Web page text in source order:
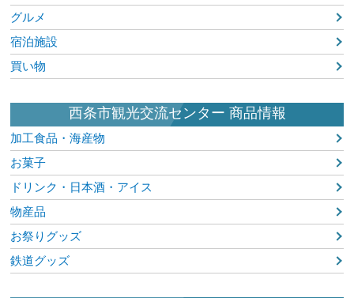
グルメ
宿泊施設
買い物
西条市観光交流センター 商品情報
加工食品・海産物
お菓子
ドリンク・日本酒・アイス
物産品
お祭りグッズ
鉄道グッズ